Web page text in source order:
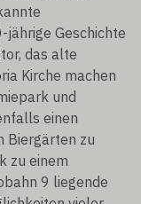
Geschichte
das alte
Kirche machen
und
einen
Biergärten zu
zu einem
9 liegende